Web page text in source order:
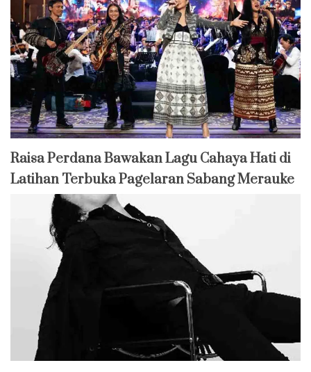
Raisa Perdana Bawakan Lagu Cahaya Hati di
Latihan Terbuka Pagelaran Sabang Merauke